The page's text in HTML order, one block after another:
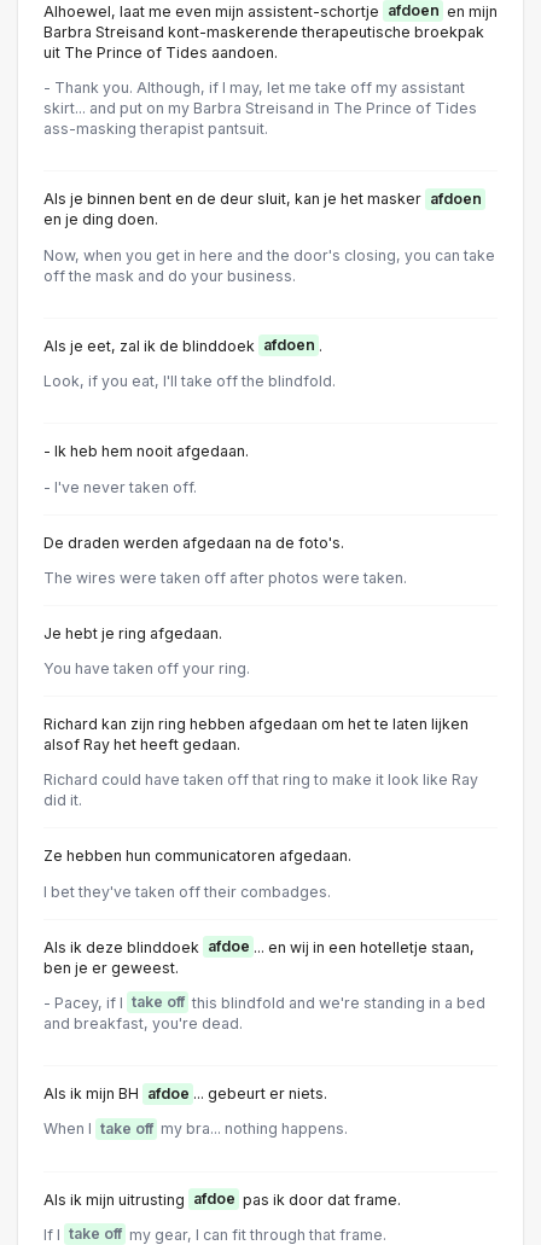
Alhoewel, laat me even mijn assistent-schortje afdoen en mijn
Barbra Streisand kont-maskerende therapeutische broekpak
uit The Prince of Tides aandoen.
- Thank you. Although, if I may, let me take off my assistant
skirt... and put on my Barbra Streisand in The Prince of Tides
ass-masking therapist pantsuit.
Als je binnen bent en de deur sluit, kan je het masker afdoen
en je ding doen.
Now, when you get in here and the door's closing, you can take
off the mask and do your business.
Als je eet, zal ik de blinddoek afdoen .
Look, if you eat, I'll take off the blindfold.
- Ik heb hem nooit afgedaan.
- I've never taken off.
De draden werden afgedaan na de foto's.
The wires were taken off after photos were taken.
Je hebt je ring afgedaan.
You have taken off your ring.
Richard kan zijn ring hebben afgedaan om het te laten lijken
alsof Ray het heeft gedaan.
Richard could have taken off that ring to make it look like Ray
did it.
Ze hebben hun communicatoren afgedaan.
l bet they've taken off their combadges.
Als ik deze blinddoek afdoe ... en wij in een hotelletje staan,
ben je er geweest.
- Pacey, if I take off this blindfold and we're standing in a bed
and breakfast, you're dead.
Als ik mijn BH afdoe ... gebeurt er niets.
When I take off my bra... nothing happens.
Als ik mijn uitrusting afdoe pas ik door dat frame.
If I take off my gear, I can fit through that frame.